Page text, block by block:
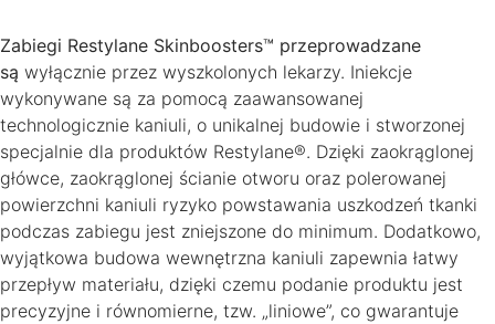
Zabiegi Restylane Skinboosters™ przeprowadzane
są wyłącznie przez wyszkolonych lekarzy. Iniekcje
wykonywane są za pomocą zaawansowanej
technologicznie kaniuli, o unikalnej budowie i stworzonej
specjalnie dla produktów Restylane®. Dzięki zaokrąglonej
główce, zaokrąglonej ścianie otworu oraz polerowanej
powierzchni kaniuli ryzyko powstawania uszkodzeń tkanki
podczas zabiegu jest zniejszone do minimum. Dodatkowo,
wyjątkowa budowa wewnętrzna kaniuli zapewnia łatwy
przepływ materiału, dzięki czemu podanie produktu jest
precyzyjne i równomierne, tzw. „liniowe”, co gwarantuje